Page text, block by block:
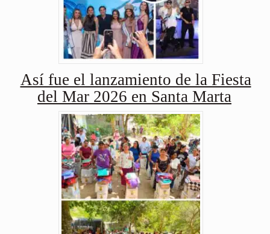
Así fue el lanzamiento de la Fiesta
del Mar 2026 en Santa Marta